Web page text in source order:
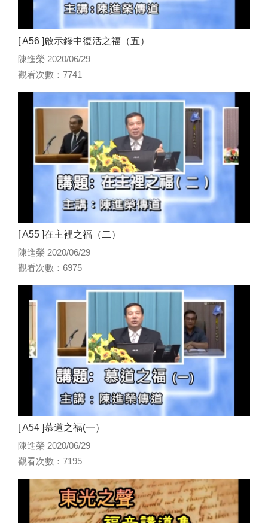
[ A56 ]啟示錄中復活之福（五）
陳進榮 2020/06/29
觀看次數：7741
[ A55 ]在主裡之福（二）
陳進榮 2020/06/29
觀看次數：6975
[ A54 ]慕道之福(一）
陳進榮 2020/06/29
觀看次數：7195